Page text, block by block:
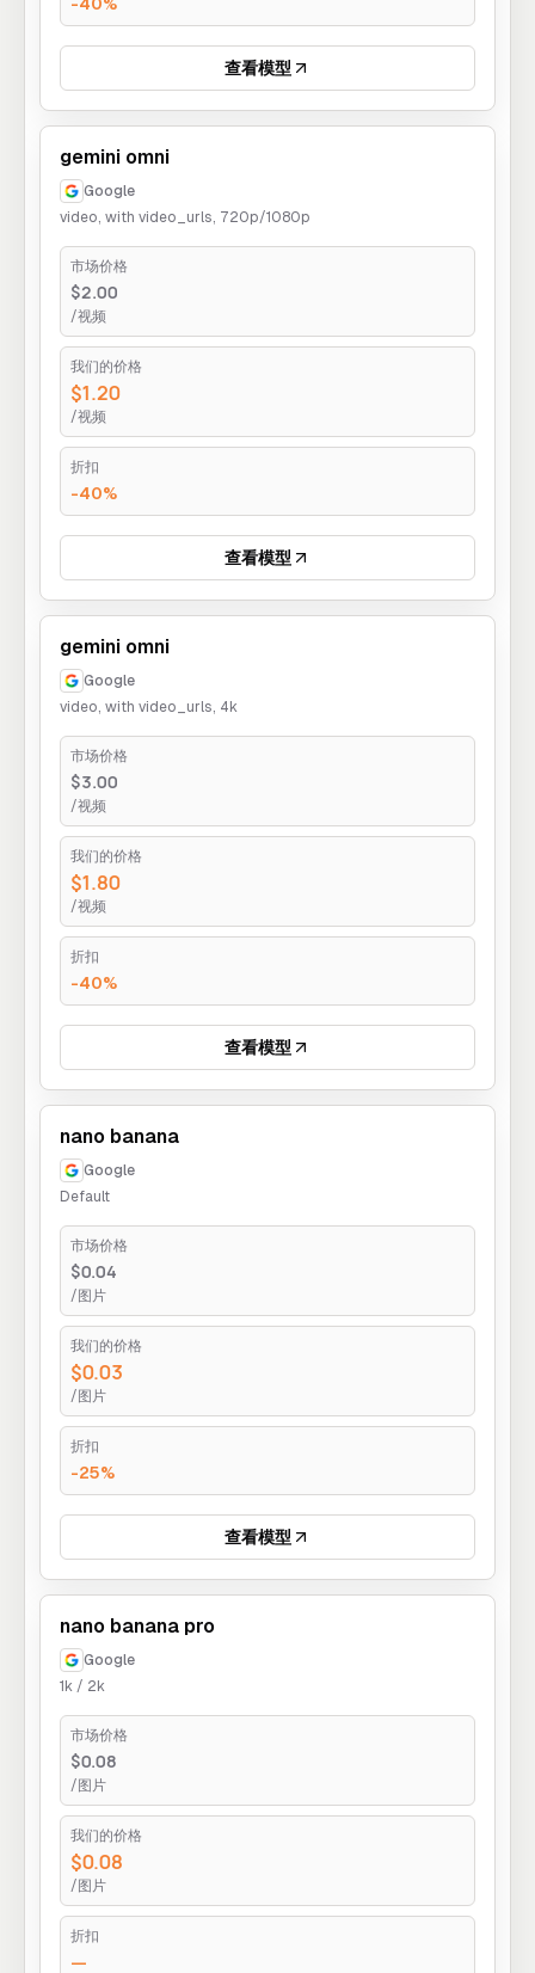
查看模型
gemini omni
Google
video, with video_urls, 720p/1080p
市场价格
$2.00
/视频
我们的价格
$1.20
/视频
折扣
-40%
查看模型
gemini omni
Google
video, with video_urls, 4k
市场价格
$3.00
/视频
我们的价格
$1.80
/视频
折扣
-40%
查看模型
nano banana
Google
Default
市场价格
$0.04
/图片
我们的价格
$0.03
/图片
折扣
-25%
查看模型
nano banana pro
Google
1k / 2k
市场价格
$0.08
/图片
我们的价格
$0.08
/图片
折扣
—